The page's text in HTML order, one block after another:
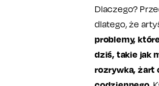
Dlaczego?
dlatego, że
problemy,
dziś, takie jak
rozrywka, żart